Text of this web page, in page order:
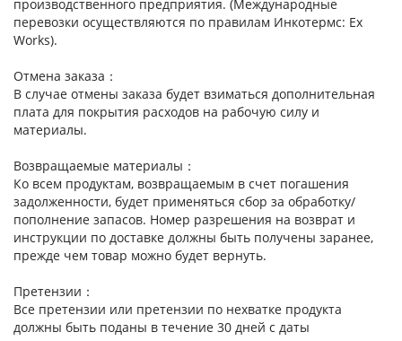
производственного предприятия. (Международные
перевозки осуществляются по правилам Инкотермс: Ex
Works).
Отмена заказа：
В случае отмены заказа будет взиматься дополнительная
плата для покрытия расходов на рабочую силу и
материалы.
Возвращаемые материалы：
Ко всем продуктам, возвращаемым в счет погашения
задолженности, будет применяться сбор за обработку/
пополнение запасов. Номер разрешения на возврат и
инструкции по доставке должны быть получены заранее,
прежде чем товар можно будет вернуть.
Претензии：
Все претензии или претензии по нехватке продукта
должны быть поданы в течение 30 дней с даты